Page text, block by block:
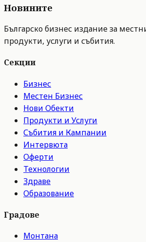
Новините
Българско бизнес издание за
продукти, услуги и събития.
Секции
Бизнес
Местен Бизнес
Нови Обекти
Продукти и Услуги
Събития и Кампании
Интервюта
Оферти
Технологии
Здраве
Образование
Градове
Монтана